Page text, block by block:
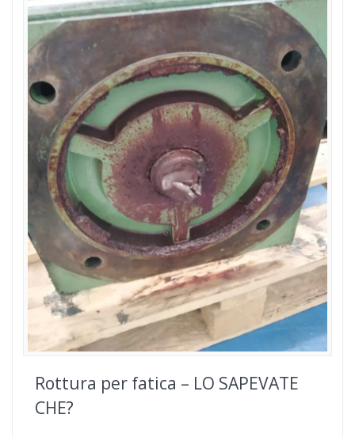
Rottura per fatica – LO SAPEVATE
CHE?